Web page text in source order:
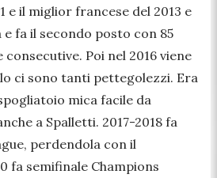
e il miglior francese del 2013 e
e fa il secondo posto con 85
Poi nel 2016 viene
ci sono tanti pettegolezzi. Era
mica facile da
a Spalletti. 2017-2018 fa
perdendola con il
fa semifinale Champions